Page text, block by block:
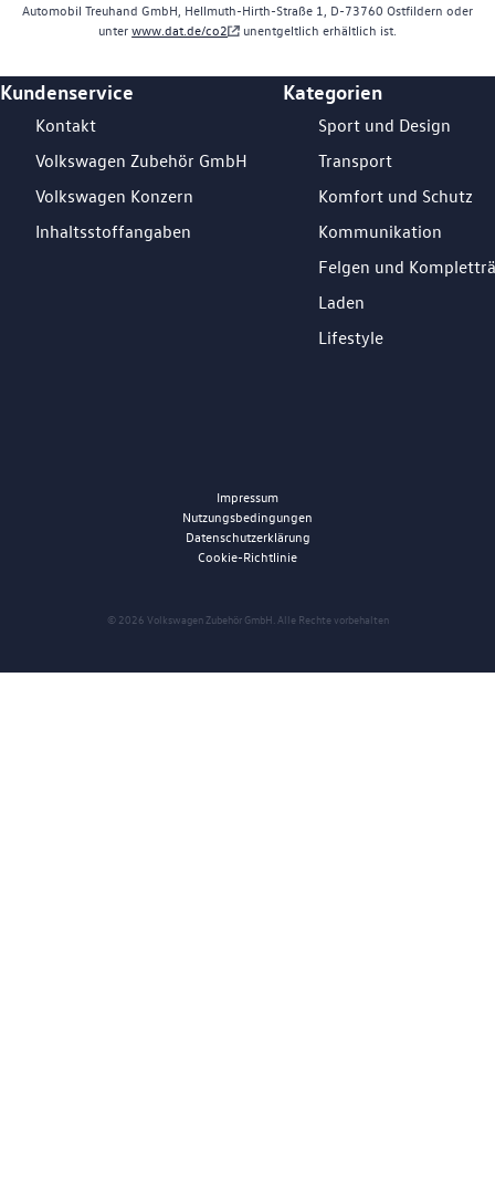
Automobil Treuhand GmbH, Hellmuth-Hirth-Straße 1, D-73760 Ostfildern oder
unterwww.dat.de/co2 unentgeltlich erhältlich ist.
Footer Teaser
Kundenservice
Kontakt
Volkswagen Zubehör GmbH
Volkswagen Konzern
Inhaltsstoffangaben
Kategorien
Sport und Design
Transport
Komfort und Schutz
Kommunikation
Felgen und
Laden
Lifestyle
© 2026 Volkswagen Zubehör GmbH. Alle Rechte vorbehalten
Impressum
Nutzungsbedingungen
Datenschutzerklärung
Cookie-Richtlinie